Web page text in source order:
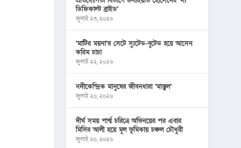
ডিফিকাল্ট ব্রাইড’
জুলাই ২৩, ২০২৬
‘মাটির ময়না’র সেটে স্যুটেড-বুটেড হয়ে আসেন
করিম চাচা
জুলাই ২২, ২০২৬
নদীকেন্দ্রিক মানুষের জীবনধারা ‘মাস্তুল’
জুলাই ২০, ২০২৬
দীর্ঘ সময় পার্শ্ব চরিত্রে অভিনয়ের পর এবার
মিসির আলী হয়ে মূল ভূমিকায় চঞ্চল চৌধুরী
জুলাই ২০, ২০২৬